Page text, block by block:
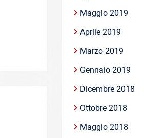
Maggio 2019
Aprile 2019
Marzo 2019
Gennaio 2019
Dicembre 2018
Ottobre 2018
Maggio 2018